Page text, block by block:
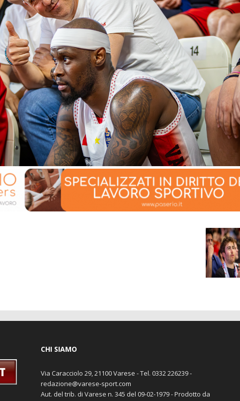
CHI SIAMO
Via Caracciolo 29, 21100 Varese - Tel. 0332 226239 -
redazione@varese-sport.com
Aut. del trib. di Varese n. 345 del 09-02-1979 - Prodotto da